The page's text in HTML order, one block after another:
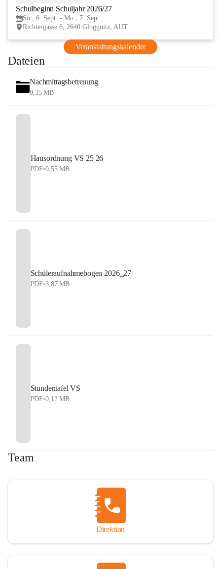
Schulbeginn Schuljahr 2026/27
So., 6. Sept. - Mo., 7. Sept.
Richtergasse 6, 2640 Gloggnitz, AUT
Veranstaltungskalender
Dateien
Nachmittagsbetreuung
0,35 MB
Hausordnung VS 25 26
PDF•0,55 MB
Schüleraufnahmebogen 2026_27
PDF•3,87 MB
Stundentafel VS
PDF•0,12 MB
Team
Direktion